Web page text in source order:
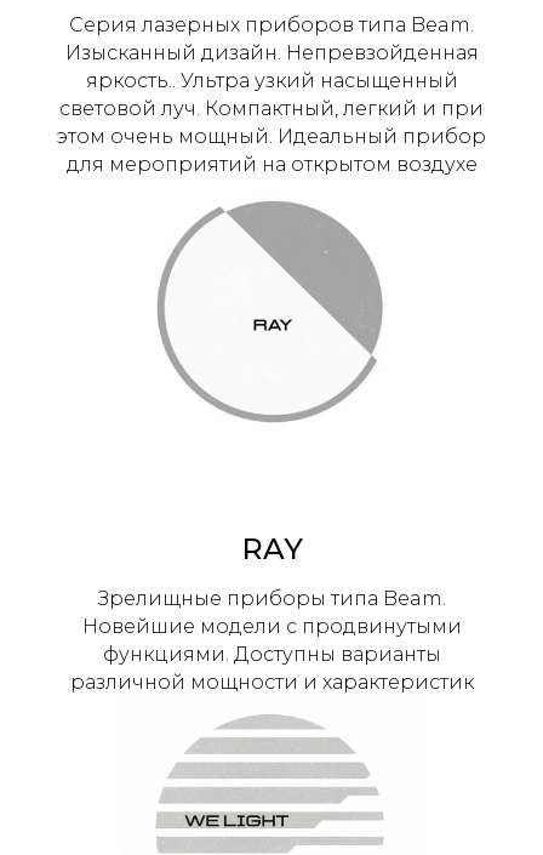
Серия лазерных приборов типа Beam.
Изысканный дизайн. Непревзойденная
яркость.. Ультра узкий насыщенный
световой луч. Компактный, легкий и при
этом очень мощный. Идеальный прибор
для мероприятий на открытом воздухе
RAY
Зрелищные приборы типа Beam.
Новейшие модели с продвинутыми
функциями. Доступны варианты
различной мощности и характеристик